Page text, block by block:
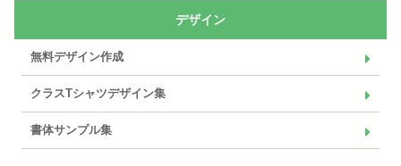
デザイン
無料デザイン作成
クラスTシャツデザイン集
書体サンプル集